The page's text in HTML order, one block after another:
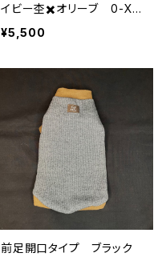
イビー杢✖️オリーブ 0-XL-
020b
¥5,500
前足開口タイプ ブラック